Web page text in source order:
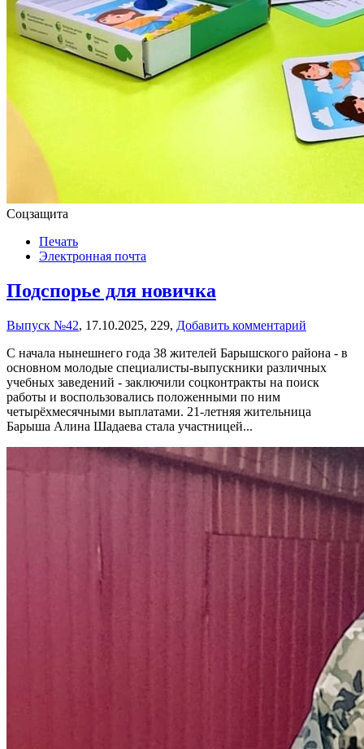
Соцзащита
Печать
Электронная почта
Подспорье для новичка
Выпуск №42, 17.10.2025, 229, Добавить комментарий
С начала нынешнего года 38 жителей Барышского района - в
основном молодые специалисты-выпускники различных
учебных заведений - заключили соцконтракты на поиск
работы и воспользовались положенными по ним
четырёхмесячными выплатами. 21-летняя жительница
Барыша Алина Шадаева стала участницей...